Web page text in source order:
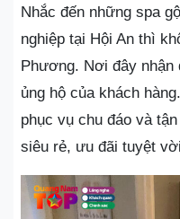
Nhắc đến những spa
nghiệp tại Hội An thì
Phương. Nơi đây
ủng hộ của khách
phục vụ chu đáo và
siêu rẻ, ưu đãi tuyệt